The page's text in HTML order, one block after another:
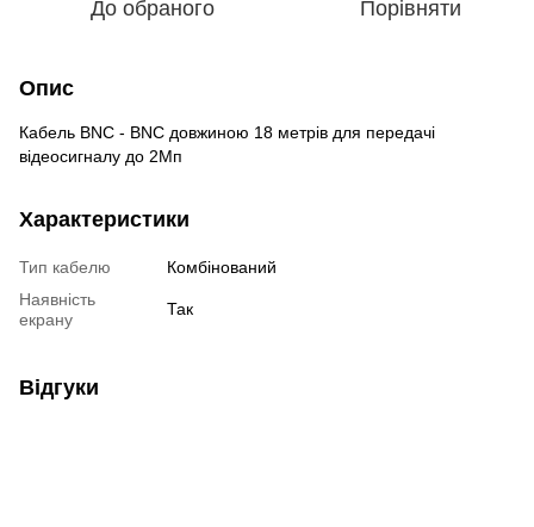
До обраного Порівняти
Опис
Кабель BNC - BNC довжиною 18 метрів для передачі
відеосигналу до 2Мп
Характеристики
Тип кабелю
Комбінований
Наявність
екрану
Так
Відгуки